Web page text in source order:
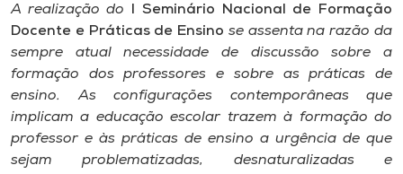
Editora
Rádio
Museu
Unoesc
A realização do I Seminário Nacional de Formação
Docente e Práticas de Ensino se assenta na razão da
sempre atual necessidade de discussão sobre a
formação dos professores e sobre as práticas de
ensino. As configurações contemporâneas que
implicam a educação escolar trazem à formação do
professor e às práticas de ensino a urgência de que
sejam problematizadas, desnaturalizadas e